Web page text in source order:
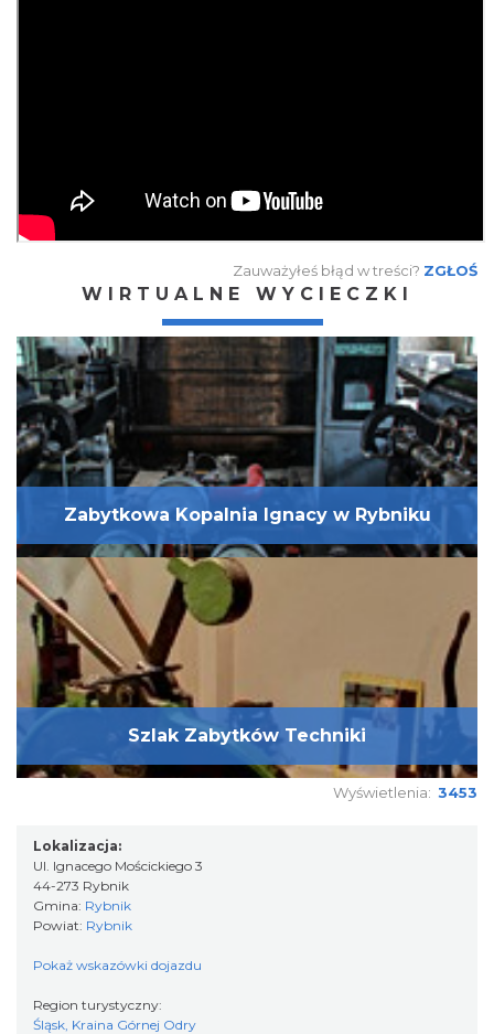
Zauważyłeś błąd w treści? ZGŁOŚ
WIRTUALNE WYCIECZKI
Zabytkowa Kopalnia Ignacy w Rybniku
Szlak Zabytków Techniki
Wyświetlenia: 3453
Lokalizacja:
Ul. Ignacego Mościckiego 3
44-273 Rybnik
Gmina: Rybnik
Powiat: Rybnik
Pokaż wskazówki dojazdu
Region turystyczny:
Śląsk, Kraina Górnej Odry